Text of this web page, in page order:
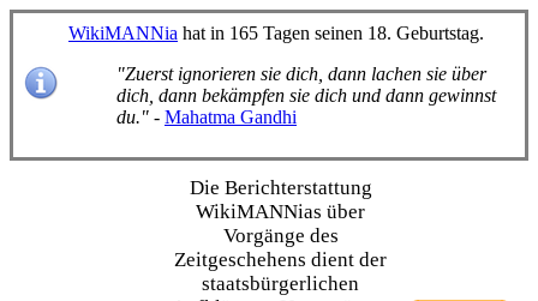
WikiMANNia hat in 165 Tagen seinen 18. Geburtstag.
"Zuerst ignorieren sie dich, dann lachen sie über
dich, dann bekämpfen sie dich und dann gewinnst
du." - Mahatma Gandhi
Die Bericht­erstattung
WikiMANNias über
Vorgänge des
Zeitgeschehens dient der
staats­bürgerlichen